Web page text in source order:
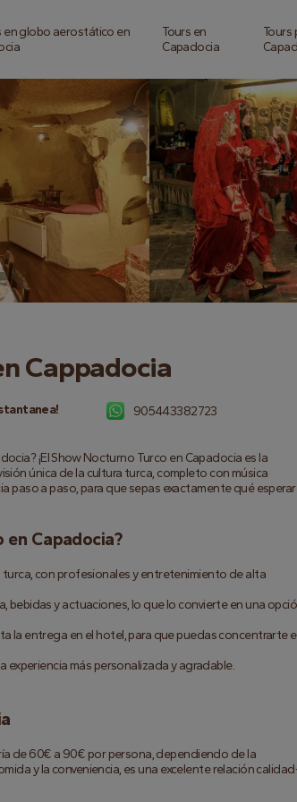
en globo aerostático en
Tours en
Capadocia
Tours
Cappadocia
905443382723
¡El Show Nocturno Turco en Capadocia es la
única de la cultura turca, completo con música
paso a paso, para que sepas exactamente qué
en Capadocia?
con profesionales y entretenimiento de alta
bebidas y actuaciones, lo que lo convierte en una
la entrega en el hotel, para que puedas concentrarte
más personalizada y agradable.
de 60€ a 90€ por persona, dependiendo de la
y la conveniencia, es una excelente relación